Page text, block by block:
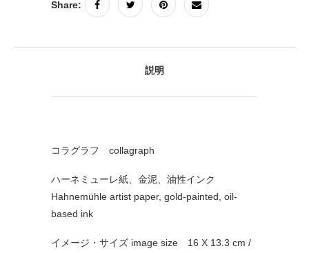
Share:
説明
コラグラフ collagraph
ハーネミューレ紙、金泥、油性インク
Hahnemühle artist paper, gold-painted, oil-
based ink
イメージ・サイズ image size 16 X 13.3 cm /